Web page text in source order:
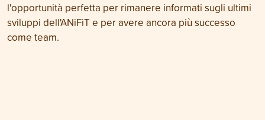
l'opportunità perfetta per rimanere informati sugli ultimi
sviluppi dell'ANiFiT e per avere ancora più successo
come team.